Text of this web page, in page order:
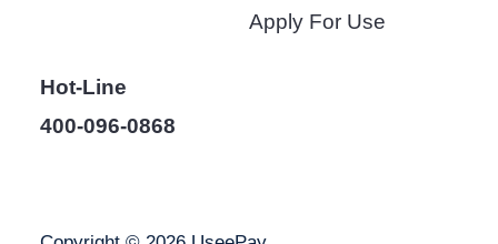
Apply For Use
Hot-Line
400-096-0868